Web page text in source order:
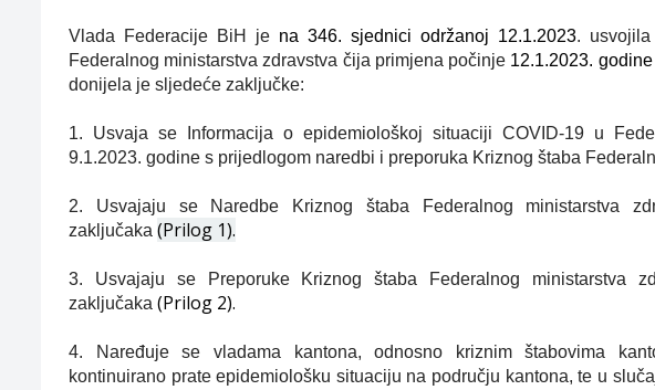
Vlada Federacije BiH je na 346. sjednici održanoj 12.1.2023.
Federalnog ministarstva zdravstva čija primjena počinje 12.1.2023. godine
donijela je sljedeće zaključke:
1.
Usvaja se Informacija o epidemiološkoj situaciji COVID-19 u
9.1.2023. godine s prijedlogom naredbi i preporuka Kriznog štaba
2.
Usvajaju se Naredbe Kriznog štaba Federalnog ministarstva
zaključaka (Prilog 1).
3.
Usvajaju se Preporuke Kriznog štaba Federalnog ministarstva
zaključaka (Prilog 2).
4. Naređuje se vladama kantona, odnosno kriznim štabovima
kontinuirano prate epidemiološku situaciju na području kantona, te u